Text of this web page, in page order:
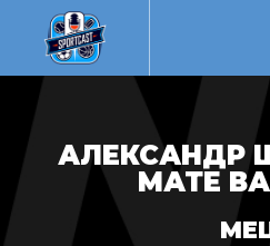
АЛЕКСАНДР
МАТЕ